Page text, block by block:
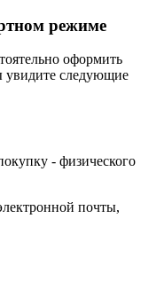
режиме
оформить
увидите следующие
- физического
почты,